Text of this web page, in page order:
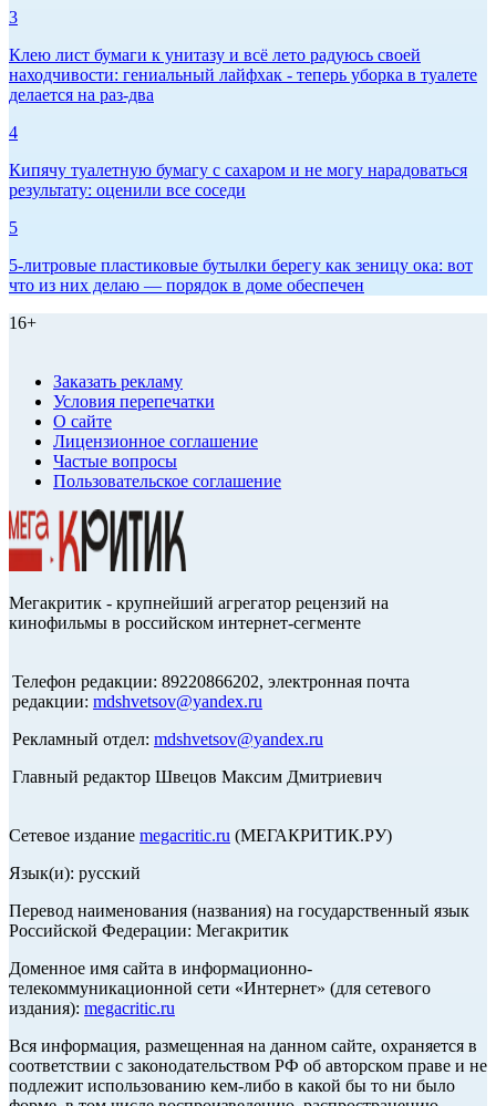
3
Клею лист бумаги к унитазу и всё лето радуюсь своей
находчивости: гениальный лайфхак - теперь уборка в туалете
делается на раз-два
4
Кипячу туалетную бумагу с сахаром и не могу нарадоваться
результату: оценили все соседи
5
5-литровые пластиковые бутылки берегу как зеницу ока: вот
что из них делаю — порядок в доме обеспечен
16+
Заказать рекламу
Условия перепечатки
О сайте
Лицензионное соглашение
Частые вопросы
Пользовательское соглашение
Мегакритик - крупнейший агрегатор рецензий на
кинофильмы в российском интернет-сегменте
Телефон редакции: 89220866202, электронная почта
редакции: mdshvetsov@yandex.ru
Рекламный отдел: mdshvetsov@yandex.ru
Главный редактор Швецов Максим Дмитриевич
Сетевое издание megacritic.ru (МЕГАКРИТИК.РУ)
Язык(и): русский
Перевод наименования (названия) на государственный язык
Российской Федерации: Мегакритик
Доменное имя сайта в информационно-
телекоммуникационной сети «Интернет» (для сетевого
издания): megacritic.ru
Вся информация, размещенная на данном сайте, охраняется в
соответствии с законодательством РФ об авторском праве и не
подлежит использованию кем-либо в какой бы то ни было